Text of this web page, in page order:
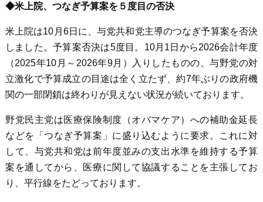
◆米上院、つなぎ予算案を５度目の否決
米上院は10月6日に、与党共和党主導のつなぎ予算案を否決
しました。予算案否決は5度目。10月1日から2026会計年度
（2025年10月～2026年9月）入りしたものの、与野党の対
立激化で予算成立の目途は全く立たず、約7年ぶりの政府機
関の一部閉鎖は終わりが見えない状況が続いております。
野党民主党は医療保険制度（オバマケア）への補助金延長
などを「つなぎ予算案」に盛り込むように要求。これに対
して、与党共和党は前年度並みの支出水準を維持する予算
案を通してから、医療に関して協議することを主張してお
り、平行線をたどっております。